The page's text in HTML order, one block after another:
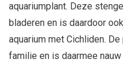
aquariumplant. Deze
bladeren en is daardoor
aquarium met Cichliden.
familie en is daarmee